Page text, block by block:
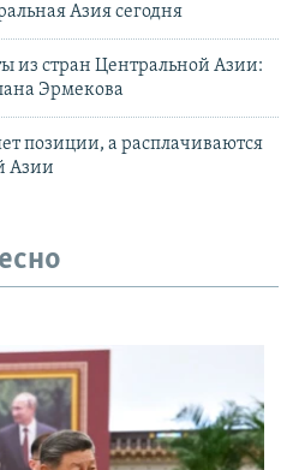
Азия сегодня
из стран Центральной Азии:
Эрмекова
позиции, а расплачиваются
Азии